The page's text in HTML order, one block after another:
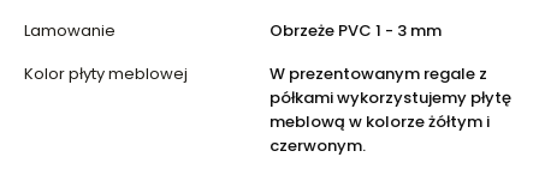
Lamowanie
Obrzeże PVC 1 - 3 mm
Kolor płyty meblowej
W prezentowanym regale z
półkami wykorzystujemy płytę
meblową w kolorze żółtym i
czerwonym.